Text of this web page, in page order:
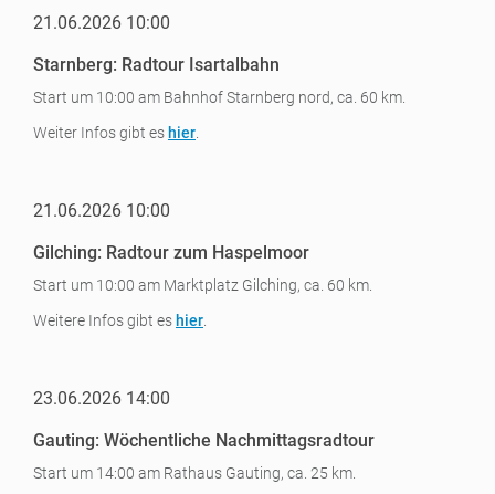
21.06.2026 10:00
Starnberg: Radtour Isartalbahn
Start um 10:00 am Bahnhof Starnberg nord, ca. 60 km.
Weiter Infos gibt es hier
21.06.2026 10:00
Gilching: Radtour zum Haspelmoor
Start um 10:00 am Marktplatz Gilching, ca. 60 km.
Weitere Infos gibt es hier
23.06.2026 14:00
Gauting: Wöchentliche Nachmittagsradtour
Start um 14:00 am Rathaus Gauting, ca. 25 km.